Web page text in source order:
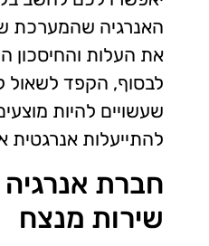
האנרגיה שהמערכת
את העלות והחיסכון
לבסוף, הקפד לשאול
שעשויים להיות
להתייעלות אנרגטית
חברת
שירות מנצח